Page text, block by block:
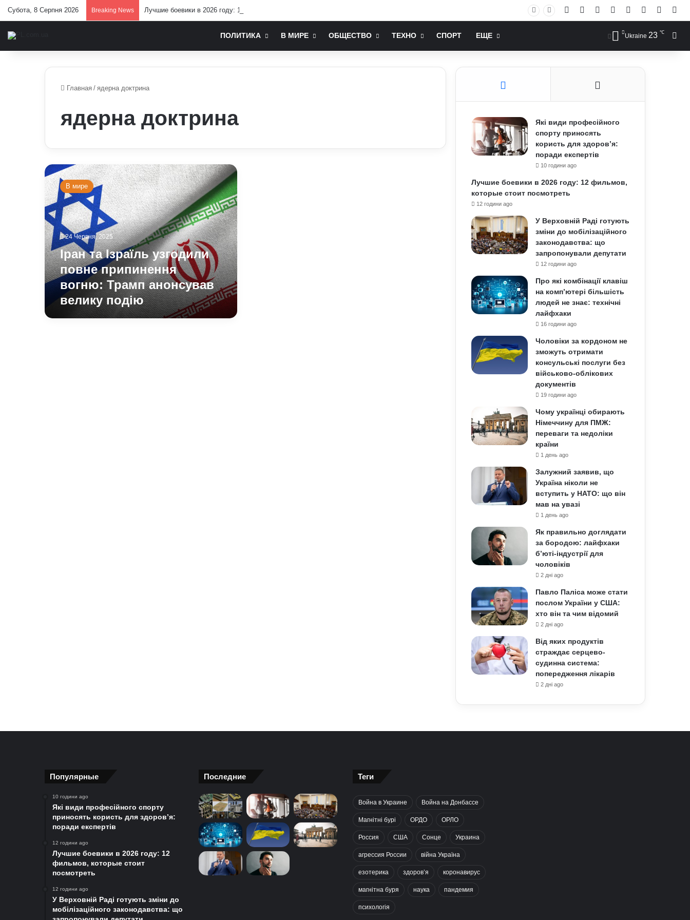
Субота, 8 Серпня 2026 Breaking News Лучшие боевики в 2026 году: 12 фильмов, которые стоит посмотреть Facebook YouTubeInstagram
RSS Log In
ПОЛИТИКА В МИРЕ ОБЩЕСТВО ТЕХНО СПОРТ ЕЩЕ Ukraine 23 ℃
Главная / ядерна доктрина
ядерна доктрина
Іран
та
Ізраїль
узгодили
повне
припинення
вогню:
Трамп
анонсував
велику
подію
В мире
24 Червня, 2025
Іран та Ізраїль узгодили
повне припинення
вогню: Трамп анонсував
велику подію
Які види професійного
спорту приносять
користь для здоров’я:
поради експертів
10 години ago
Лучшие боевики в 2026 году: 12 фильмов,
которые стоит посмотреть
12 години ago
У Верховній Раді готують
зміни до мобілізаційного
законодавства: що
запропонували депутати
12 години ago
Про які комбінації клавіш
на комп’ютері більшість
людей не знає: технічні
лайфхаки
16 години ago
Чоловіки за кордоном не
зможуть отримати
консульські послуги без
військово-облікових
документів
19 години ago
Чому українці обирають
Німеччину для ПМЖ:
переваги та недоліки
країни
1 день ago
Залужний заявив, що
Україна ніколи не
вступить у НАТО: що він
мав на увазі
1 день ago
Як правильно доглядати
за бородою: лайфхаки
б’юті-індустрії для
чоловіків
2 дні ago
Павло Паліса може стати
послом України у США:
хто він та чим відомий
2 дні ago
Від яких продуктів
страждає серцево-
судинна система:
попередження лікарів
2 дні ago
Популярные
10 години ago
Які види професійного спорту
приносять користь для здоров’я:
поради експертів
12 години ago
Лучшие боевики в 2026 году: 12
фильмов, которые стоит
посмотреть
12 години ago
У Верховній Раді готують зміни до
мобілізаційного законодавства: що
Последние Теги
Война в Украине Война на Донбассе
Магнітні бурі ОРДО ОРЛО
Россия США Сонце Украина
агрессия России війна Україна
езотерика здоров’я коронавирус
магнітна буря наука пандемия
психологія